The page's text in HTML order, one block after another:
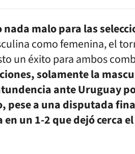
nada malo para las
como femenina, el
un éxito para ambos
solamente la
ante Uruguay
pese a una disputada
un 1-2 que dejó cerca